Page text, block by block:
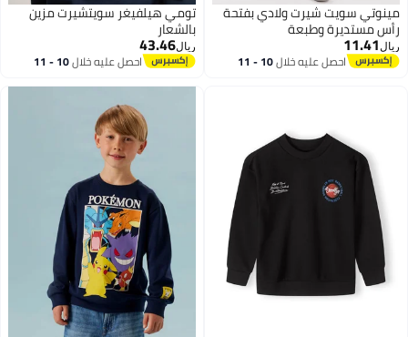
مينوتي سويت شيرت ولادي بفتحة
رأس مستديرة وطبعة
ريال11.41
احصل عليه خلال 10 - 11
تومي هيلفيغر سويتشيرت مزين
بالشعار
ريال43.46
احصل عليه خلال 10 - 11